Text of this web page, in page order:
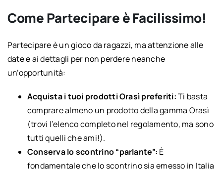
Come Partecipare è Facilissimo!
Partecipare è un gioco da ragazzi, ma attenzione alle
date e ai dettagli per non perdere neanche
un’opportunità:
Acquista i tuoi prodotti Orasì preferiti:Ti basta
comprare almeno un prodotto della gamma Orasì
(trovi l’elenco completo nel regolamento, ma sono
tutti quelli che ami!).
Conserva lo scontrino “parlante”: È
fondamentale che lo scontrino sia emesso in Italia